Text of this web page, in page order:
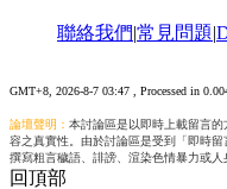
聯絡我們|常見問題|
GMT+8, 2026-8-7 03:47 , Processed in
論壇聲明： 本討論區是以即時上載留言
容之真實性。由於討論區是受到「即時
撰寫粗言穢語、誹謗、渲染色情暴力或
回頂部